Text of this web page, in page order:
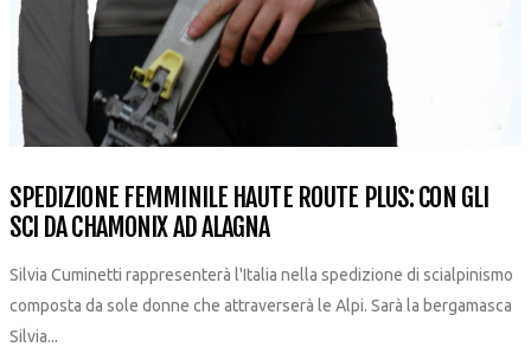
SPEDIZIONE FEMMINILE HAUTE ROUTE PLUS: CON GLI
SCI DA CHAMONIX AD ALAGNA
Silvia Cuminetti rappresenterà l'Italia nella spedizione di scialpinismo
composta da sole donne che attraverserà le Alpi. Sarà la bergamasca
Silvia...